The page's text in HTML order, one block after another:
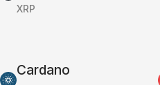
XRP
Cardano